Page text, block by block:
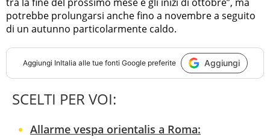
potrebbe prolungarsi anche fino a novembre a seguito
di un autunno particolarmente caldo.
Aggiungi InItalia alle tue fonti Google preferite Aggiungi
SCELTI PER VOI:
Allarme vespa orientalis a Roma: